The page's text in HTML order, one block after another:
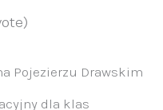
Pojezierzu Drawskim
dla klas